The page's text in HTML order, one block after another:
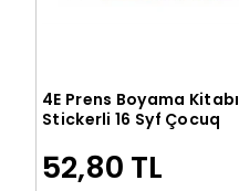
Sepete Ekle
4E Prens Boyama Kitabı
Stickerli 16 Syf Çocuq
52,80 TL